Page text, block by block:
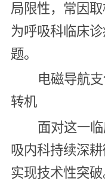
局限性，常因
为呼吸科临床
题。
电磁导航
转机
面对这一
吸内科持续深
实现技术性突